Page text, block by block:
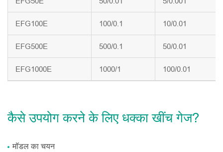
EFG100E 100/0.1 10/0.01
EFG500E 500/0.1 50/0.01
EFG1000E 1000/1 100/0.01
कैसे उपयोग करने के लिए धक्का खींच गेज?
मॉडल का चयन